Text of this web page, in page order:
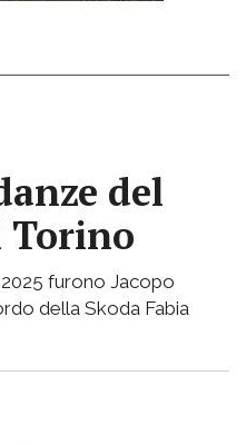
del
Torino
2025 furono Jacopo
della Skoda Fabia